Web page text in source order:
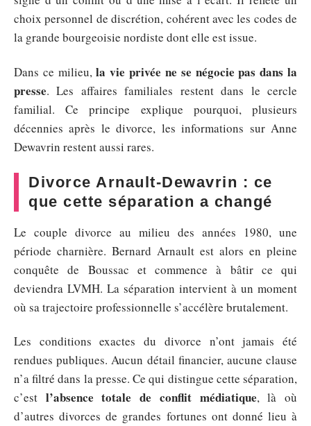
choix personnel de discrétion, cohérent avec les codes de
la grande bourgeoisie nordiste dont elle est issue.
Dans ce milieu,la vie privée ne se négocie pas dans la
presse. Les affaires familiales restent dans le cercle
familial. Ce principe explique pourquoi, plusieurs
décennies après le divorce, les informations sur Anne
Dewavrin restent aussi rares.
Divorce Arnault-Dewavrin : ce
que cette séparation a changé
Le couple divorce au milieu des années 1980, une
période charnière. Bernard Arnault est alors en pleine
conquête de Boussac et commence à bâtir ce qui
deviendra LVMH. La séparation intervient à un moment
où sa trajectoire professionnelle s’accélère brutalement.
Les conditions exactes du divorce n’ont jamais été
rendues publiques. Aucun détail financier, aucune clause
n’a filtré dans la presse. Ce qui distingue cette séparation,
c’est l’absence totale de conflit médiatique, là où
d’autres divorces de grandes fortunes ont donné lieu à